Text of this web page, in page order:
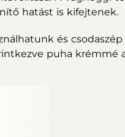
hatást is kifejtenek.
és
puha krémmé